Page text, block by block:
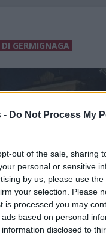
- Do Not Process My
out of the sale, sharing
personal or sensitive
by us, please use
your selection. Please
is processed you may
based on personal
disclosed to
GERMIGNAGA